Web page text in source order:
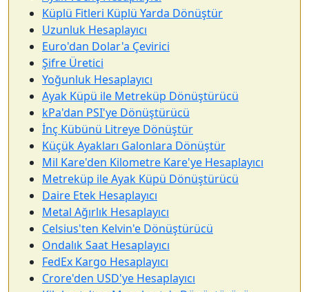
Küplü Fitleri Küplü Yarda Dönüştür
Uzunluk Hesaplayıcı
Euro'dan Dolar'a Çevirici
Şifre Üretici
Yoğunluk Hesaplayıcı
Ayak Küpü ile Metreküp Dönüştürücü
kPa'dan PSI'ye Dönüştürücü
İnç Kübünü Litreye Dönüştür
Küçük Ayakları Galonlara Dönüştür
Mil Kare'den Kilometre Kare'ye Hesaplayıcı
Metreküp ile Ayak Küpü Dönüştürücü
Daire Etek Hesaplayıcı
Metal Ağırlık Hesaplayıcı
Celsius'ten Kelvin'e Dönüştürücü
Ondalık Saat Hesaplayıcı
FedEx Kargo Hesaplayıcı
Crore'den USD'ye Hesaplayıcı